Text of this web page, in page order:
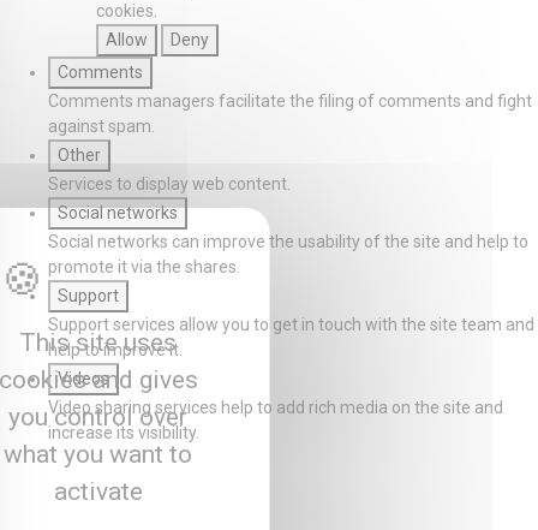
cookies.
Allow
Deny
Comments
Comments managers facilitate the filing of comments and fight
against spam.
Other
Services to display web content.
Social networks
Social networks can improve the usability of the site and help to
promote it via the shares.
Support
Support services allow you to get in touch with the site team and
help to improve it.
Videos
Video sharing services help to add rich media on the site and
increase its visibility.
This site uses
and gives
you control over
what you want to
activate